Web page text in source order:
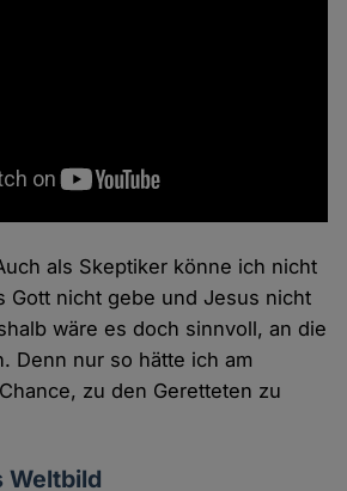
als Skeptiker könne ich nicht
Gott nicht gebe und Jesus nicht
wäre es doch sinnvoll, an die
Denn nur so hätte ich am
zu den Geretteten zu
Weltbild